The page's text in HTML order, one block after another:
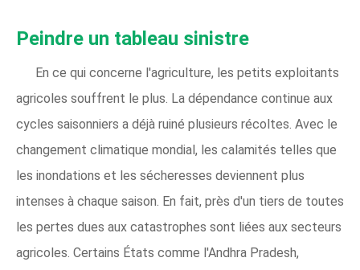
Peindre un tableau sinistre
En ce qui concerne l'agriculture, les petits exploitants
agricoles souffrent le plus. La dépendance continue aux
cycles saisonniers a déjà ruiné plusieurs récoltes. Avec le
changement climatique mondial, les calamités telles que
les inondations et les sécheresses deviennent plus
intenses à chaque saison. En fait, près d'un tiers de toutes
les pertes dues aux catastrophes sont liées aux secteurs
agricoles. Certains États comme l'Andhra Pradesh,